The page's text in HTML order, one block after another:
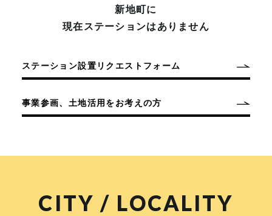
新地町に
現在ステーションはありません
ステーション設置リクエストフォーム
事業参画、土地活用をお考えの方
CITY / LOCALITY